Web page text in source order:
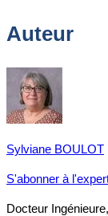
Auteur
Sylviane BOULOT
S'abonner à
Docteur